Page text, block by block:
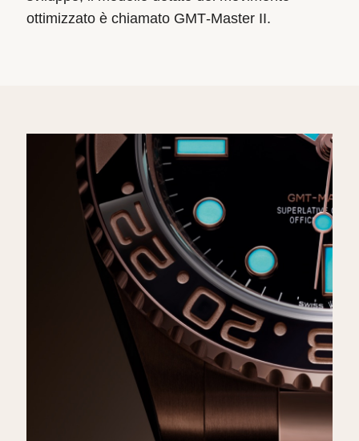
ottimizzato è chiamato GMT‑Master II.